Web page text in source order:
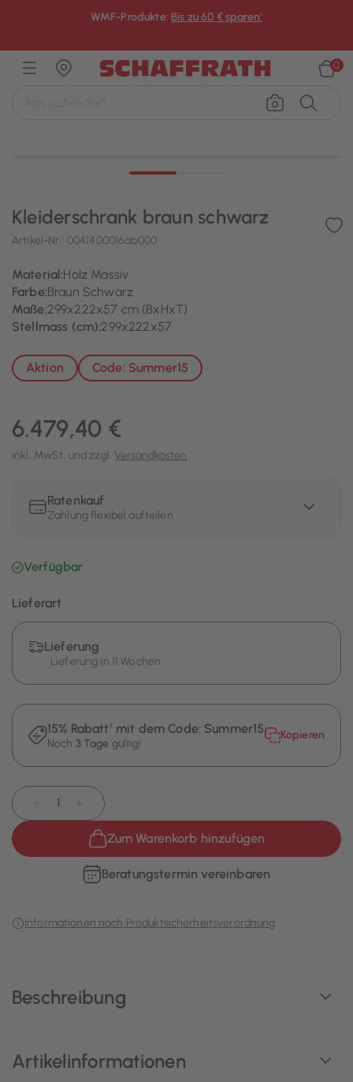
WMF-Produkte: Bis zu 60 € sparen¹
0
Beschreibung
Artikelinformationen
Kleiderschrank braun schwarz
Artikel-Nr.: 0041400016ab000
Material:Holz Massiv
Farbe:Braun Schwarz
Maße:299x222x57 cm (BxHxT)
Stellmass (cm):299x222x57
Aktion Code: Summer15
6.479,40 €
inkl. MwSt. und zzgl. Versandkosten
Ratenkauf
Zahlung flexibel aufteilen
Verfügbar
Lieferart
Lieferung
Lieferung in 11 Wochen
15% Rabatt¹ mit dem Code: Summer15
Noch 3 Tage gültig!
Kopieren
Zum Warenkorb hinzufügen
Beratungstermin vereinbaren
Informationen nach Produktsicherheitsverordnung